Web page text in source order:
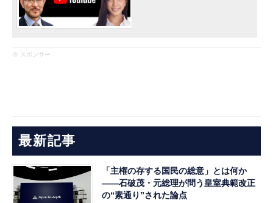
※ スポンサー
最新記事
「主権の存する国民の総意」とは何か
――石破茂・元総理が問う皇室典範改正
の“素通り”された論点